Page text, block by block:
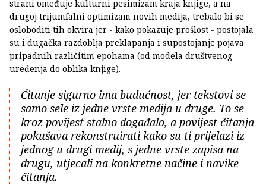
strani omeđuje kulturni pesimizam kraja knjige, a na
drugoj trijumfalni optimizam novih medija, trebalo bi se
osloboditi tih okvira jer - kako pokazuje prošlost - postojala
su i dugačka razdoblja preklapanja i supostojanje pojava
pripadnih različitim epohama (od modela društvenog
uređenja do oblika knjige).
Čitanje sigurno ima budućnost, jer tekstovi se
samo sele iz jedne vrste medija u druge. To se
kroz povijest stalno događalo, a povijest čitanja
pokušava rekonstruirati kako su ti prijelazi iz
jednog u drugi medij, s jedne vrste zapisa na
drugu, utjecali na konkretne načine i navike
čitanja.